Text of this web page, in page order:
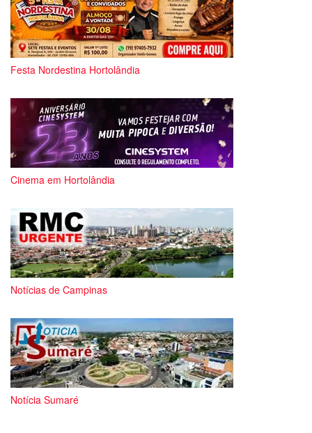
Festa Nordestina Hortolândia
Cinema em Hortolândia
Notícias de Campinas
Notícia Sumaré